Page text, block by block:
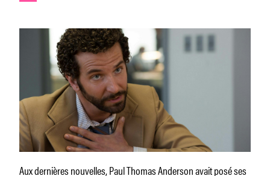
Aux dernières nouvelles, Paul Thomas Anderson avait posé ses